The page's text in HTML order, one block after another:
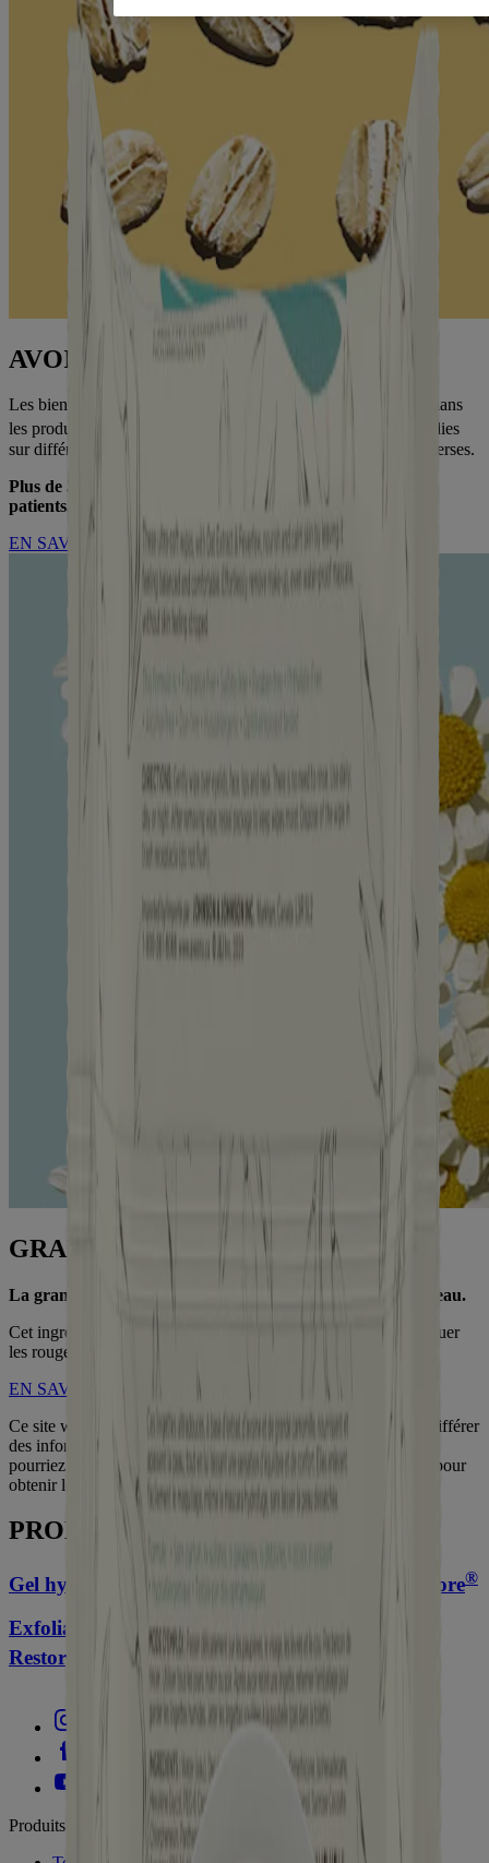
AVOINE
Les bienfaits cliniques pour la peau sèche de l’avoine utilisée dans
les produits Aveeno
sont étayés par des recherches approfondies
sur différentes affections cutanées et auprès de populations diverses.
Plus de 30 études cliniques menées auprès de plus de 3000
patients.
EN SAVOIR PLUS
GRANDE CAMOMILLE
La grande camomille offre de multiples bienfaits pour la peau.
Cet ingrédient naturel, efficace et doux aide à apaiser et à atténuer
les rougeurs causées par la peau sèche.
EN SAVOIR PLUS
Ce site web contient des informations sur les produits et peut différer
des informations figurant sur l'emballage du produit que vous
pourriez avoir. Veuillez consulter l'emballage de votre produit pour
obtenir les informations les plus récentes.
PRODUITS CONNEXES
Gel hydratant à l’avoine AVEENO Calm + Restore®
Exfoliant nourrissant avec APH Aveeno Calm +
Restore
Produits